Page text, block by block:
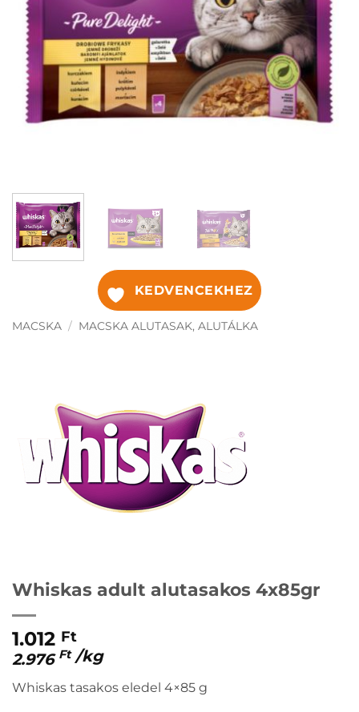
KEDVENCEKHEZ
MACSKA / MACSKA ALUTASAK, ALUTÁLKA
Whiskas adult alutasakos 4x85gr
1.012 Ft
2.976 Ft /kg
Whiskas tasakos eledel 4×85 g